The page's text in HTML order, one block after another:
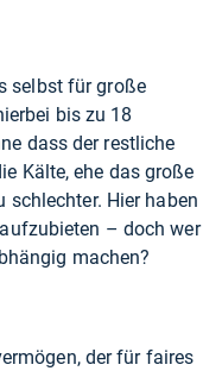
selbst für große
bis zu 18
dass der restliche
Kälte, ehe das große
Hier haben
– doch wer
machen?
der für faires